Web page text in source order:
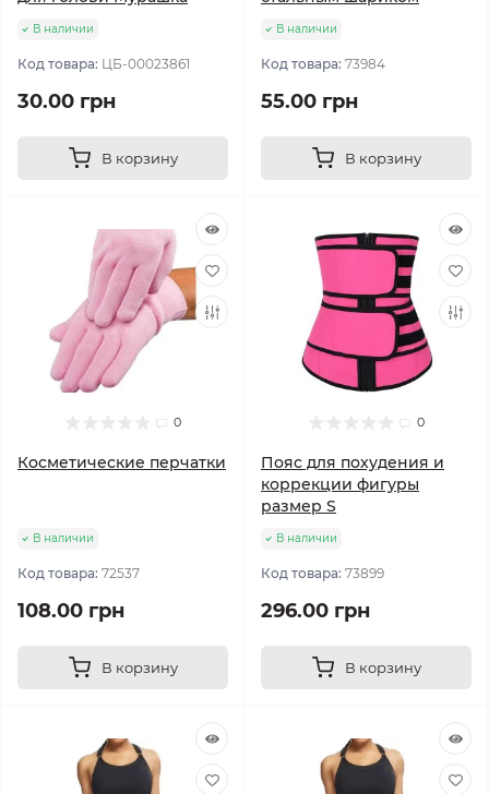
В наличии
Код товара: ЦБ-00023861
30.00 грн
В корзину
В наличии
Код товара: 73984
55.00 грн
В корзину
0
Косметические перчатки
В наличии
Код товара: 72537
108.00 грн
В корзину
0
Пояс для похудения и
коррекции фигуры
размер S
В наличии
Код товара: 73899
296.00 грн
В корзину